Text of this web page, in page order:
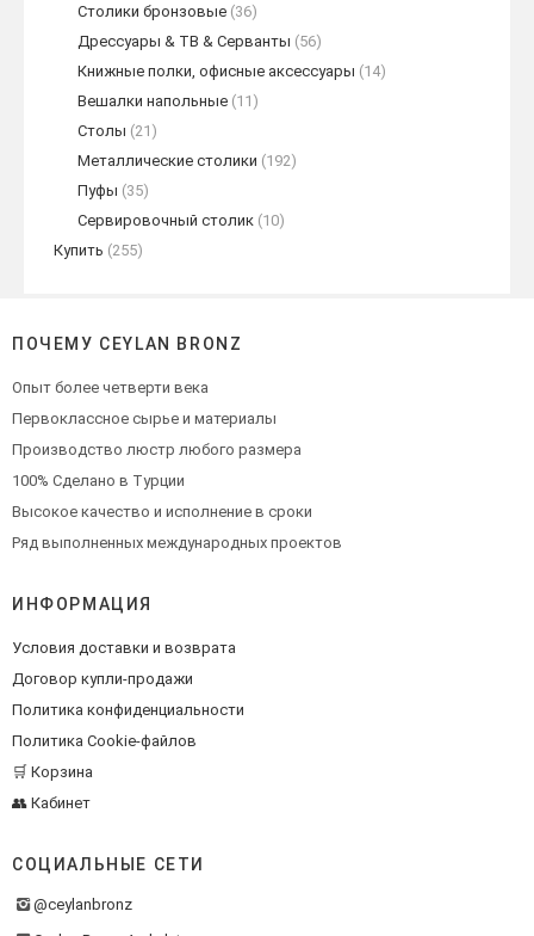
Столики бронзовые (36)
Дрессуары & ТВ & Серванты (56)
Книжные полки, офисные аксессуары (14)
Вешалки напольные (11)
Столы (21)
Металлические столики (192)
Пуфы (35)
Сервировочный столик (10)
Купить (255)
ПОЧЕМУ CEYLAN BRONZ
Опыт более четверти века
Первоклассное сырье и материалы
Производство люстр любого размера
100% Сделано в Турции
Высокое качество и исполнение в сроки
Ряд выполненных международных проектов
ИНФОРМАЦИЯ
Условия доставки и возврата
Договор купли-продажи
Политика конфиденциальности
Политика Cookie-файлов
🛒 Корзина
👥 Кабинет
СОЦИАЛЬНЫЕ СЕТИ
@ceylanbronz